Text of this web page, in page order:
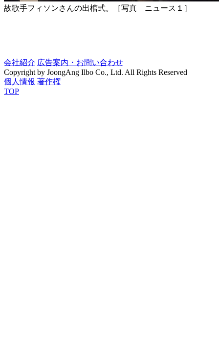
故歌手フィソンさんの出棺式。［写真 ニュース１］
会社紹介 広告案内・お問い合わせ
Copyright by JoongAng Ilbo Co., Ltd. All Rights Reserved
個人情報 著作権
TOP